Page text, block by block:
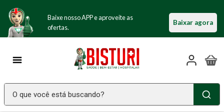
Baixe nosso APP e aproveite as
ofertas.
Baixar agora
O que você está buscando?